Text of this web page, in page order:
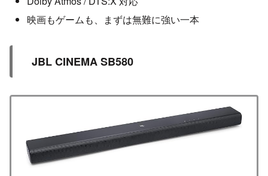
映画もゲームも、まずは無難に強い一本
JBL CINEMA SB580